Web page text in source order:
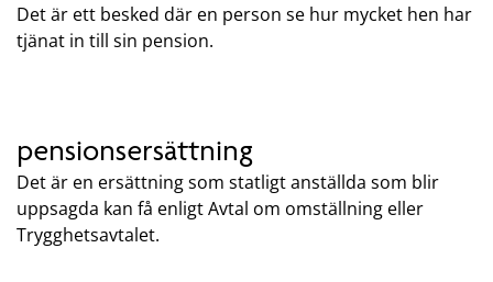
Det är ett besked där en person se hur mycket hen har
tjänat in till sin pension.
pensionsersättning
Det är en ersättning som statligt anställda som blir
uppsagda kan få enligt Avtal om omställning eller
Trygghetsavtalet.